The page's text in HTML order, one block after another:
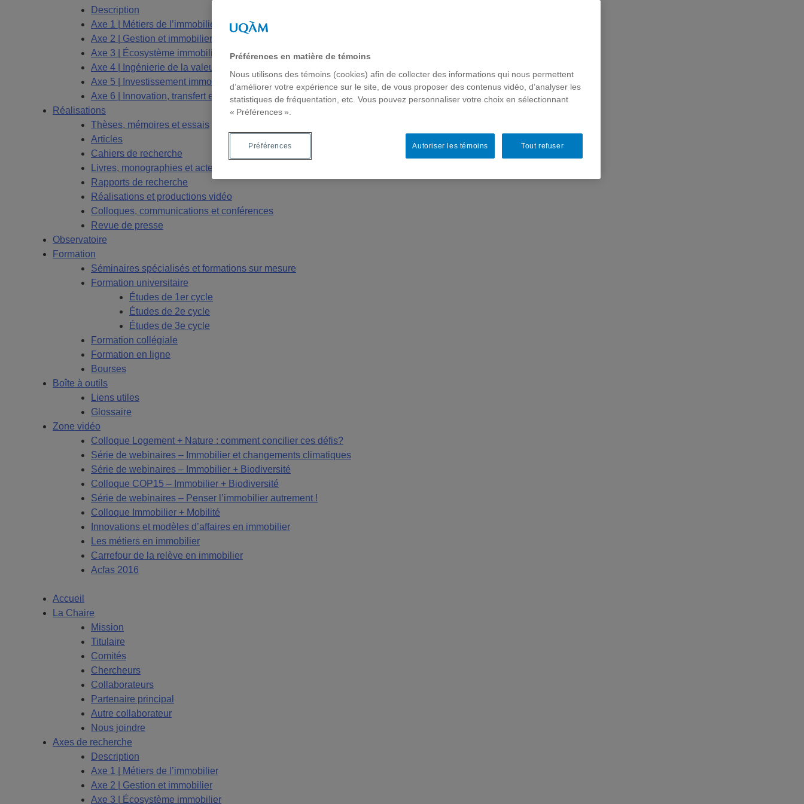
Description
Axe 1 | Métiers de l’immobilier
Axe 2 | Gestion et immobilier
Axe 3 | Écosystème immobilier
Axe 4 | Ingénierie de la valeur
Axe 5 | Investissement immobilier
Axe 6 | Innovation, transfert et valorisation
Réalisations
Thèses, mémoires et essais
Articles
Cahiers de recherche
Livres, monographies et actes de colloque
Rapports de recherche
Réalisations et productions vidéo
Colloques, communications et conférences
Revue de presse
Observatoire
Formation
Séminaires spécialisés et formations sur mesure
Formation universitaire
Études de 1er cycle
Études de 2e cycle
Études de 3e cycle
Formation collégiale
Formation en ligne
Bourses
Boîte à outils
Liens utiles
Glossaire
Zone vidéo
Colloque Logement + Nature : comment concilier ces défis?
Série de webinaires – Immobilier et changements climatiques
Série de webinaires – Immobilier + Biodiversité
Colloque COP15 – Immobilier + Biodiversité
Série de webinaires – Penser l’immobilier autrement !
Colloque Immobilier + Mobilité
Innovations et modèles d’affaires en immobilier
Les métiers en immobilier
Carrefour de la relève en immobilier
Acfas 2016
Accueil
La Chaire
Mission
Titulaire
Comités
Chercheurs
Collaborateurs
Partenaire principal
Autre collaborateur
Nous joindre
Axes de recherche
Description
Axe 1 | Métiers de l’immobilier
Axe 2 | Gestion et immobilier
Axe 3 | Écosystème immobilier
Préférences en matière de témoins
Nous utilisons des témoins (cookies) afin de collecter des informations qui nous permettent
d’améliorer votre expérience sur le site, de vous proposer des contenus vidéo, d’analyser les
statistiques de fréquentation, etc. Vous pouvez personnaliser votre choix en sélectionnant
« Préférences ».
Tout refuser
Autoriser les témoins
Préférences